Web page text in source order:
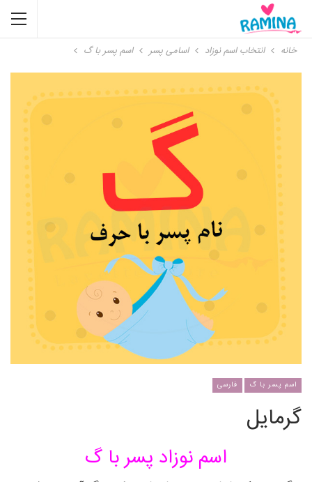
خانه انتخاب اسم نوزاد اسامی پسر اسم پسر با گ
اسم پسر با گ فارسی
گرمایل
اسم نوزاد پسر با گ